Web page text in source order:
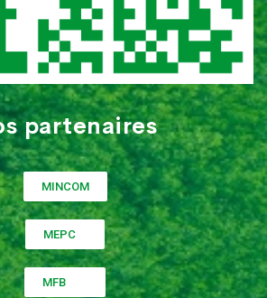
partenaires
MINCOM
MEPC
MFB